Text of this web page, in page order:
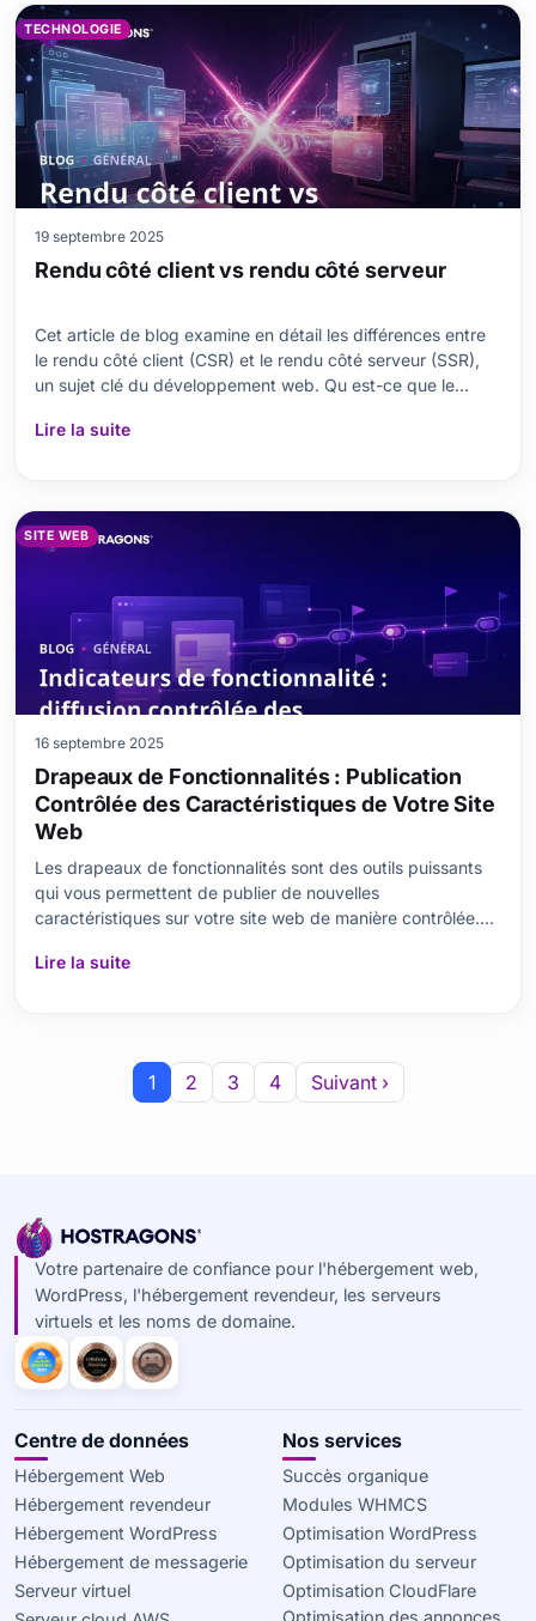
TECHNOLOGIE
19 septembre 2025
Rendu côté client vs rendu côté serveur
Cet article de blog examine en détail les différences entre
le rendu côté client (CSR) et le rendu côté serveur (SSR),
un sujet clé du développement web. Qu est-ce que le
fonctionnalités ? Comment se compare-t-il au rendu côté
Lire la suite
SITE WEB
16 septembre 2025
Drapeaux de Fonctionnalités : Publication
Contrôlée des Caractéristiques de Votre Site
Web
Les drapeaux de fonctionnalités sont des outils puissants
qui vous permettent de publier de nouvelles
caractéristiques sur votre site web de manière contrôlée.
est-ce important ? Dans cet article de blog, nous
Lire la suite
1 2 3 4 Suivant ›
Votre partenaire de confiance pour l'hébergement web,
WordPress, l'hébergement revendeur, les serveurs
virtuels et les noms de domaine.
Centre de données
Hébergement Web
Hébergement revendeur
Hébergement WordPress
Hébergement de messagerie
Serveur virtuel
Nos services
Succès organique
Modules WHMCS
Optimisation WordPress
Optimisation du serveur
Optimisation CloudFlare